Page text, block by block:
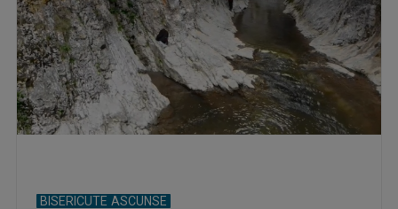
BISERICUTE ASCUNSE